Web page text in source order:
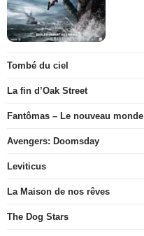
Tombé du ciel
La fin d’Oak Street
Fantômas – Le nouveau monde
Avengers: Doomsday
Leviticus
La Maison de nos rêves
The Dog Stars